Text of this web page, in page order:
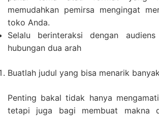
memudahkan pemirsa mengingat
toko Anda.
Selalu berinteraksi dengan
hubungan dua arah
Buatlah judul yang bisa menarik
Penting bakal tidak hanya
tetapi juga bagi membuat makna